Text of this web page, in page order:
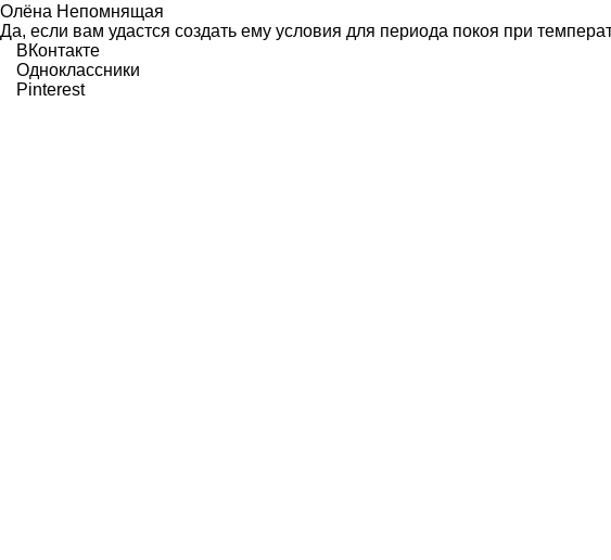
Олёна Непомнящая
Да, если вам удастся создать ему условия для периода покоя при
ВКонтакте
Одноклассники
Pinterest